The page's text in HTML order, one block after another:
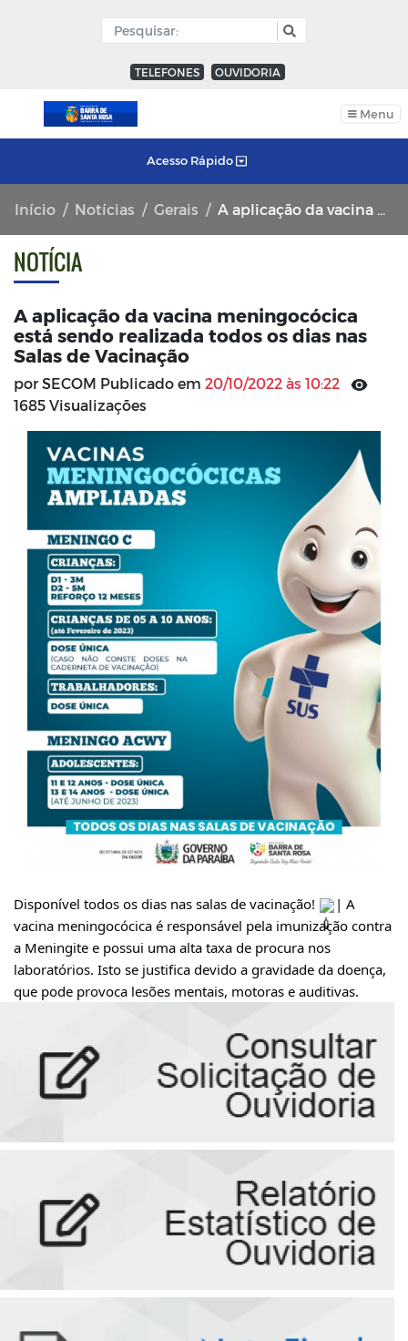
TELEFONES OUVIDORIA
Menu
Acesso Rápido
Início Notícias Gerais A aplicação da vacina meningocócica está sendo realizada todos os dias nas Salas de Vacinação
NOTÍCIA
A aplicação da vacina meningocócica
está sendo realizada todos os dias nas
Salas de Vacinação
por SECOM Publicado em 20/10/2022 às 10:22
1685 Visualizações
Disponível todos os dias nas salas de vacinação!
| A
vacina meningocócica é responsável pela imunização contra
a Meningite e possui uma alta taxa de procura nos
laboratórios. Isto se justifica devido a gravidade da doença,
que pode provoca lesões mentais, motoras e auditivas.